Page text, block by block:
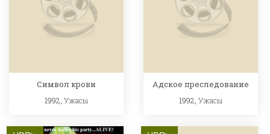
Символ крови
1992, Ужасы
Адское преследование
1992,Ужасы